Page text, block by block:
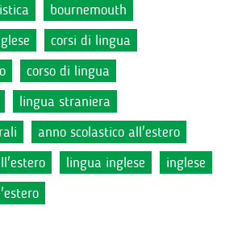
bournemouth
corsi di lingua
corso di lingua
lingua straniera
anno scolastico all'estero
lingua inglese
inglese